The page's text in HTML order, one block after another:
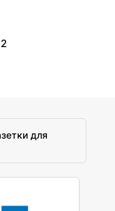
для